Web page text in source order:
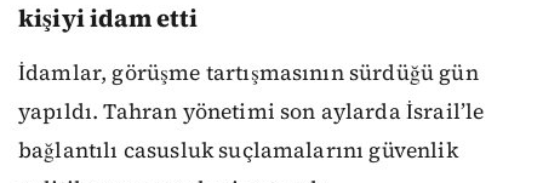
kişiyi idam etti
İdamlar, görüşme tartışmasının sürdüğü gün
yapıldı. Tahran yönetimi son aylarda İsrail’le
bağlantılı casusluk suçlamalarını güvenlik